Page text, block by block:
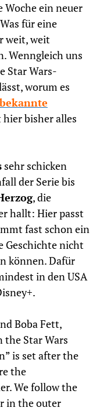
Woche ein neuer
für eine
weit, weit
Wenngleich uns
Star Wars-
worum es
bisher alles
sehr schicken
der Serie bis
, die
hallt: Hier passt
fast schon ein
Geschichte nicht
können. Dafür
in den USA
Boba Fett,
the Star Wars
is set after the
the
We follow the
in the outer